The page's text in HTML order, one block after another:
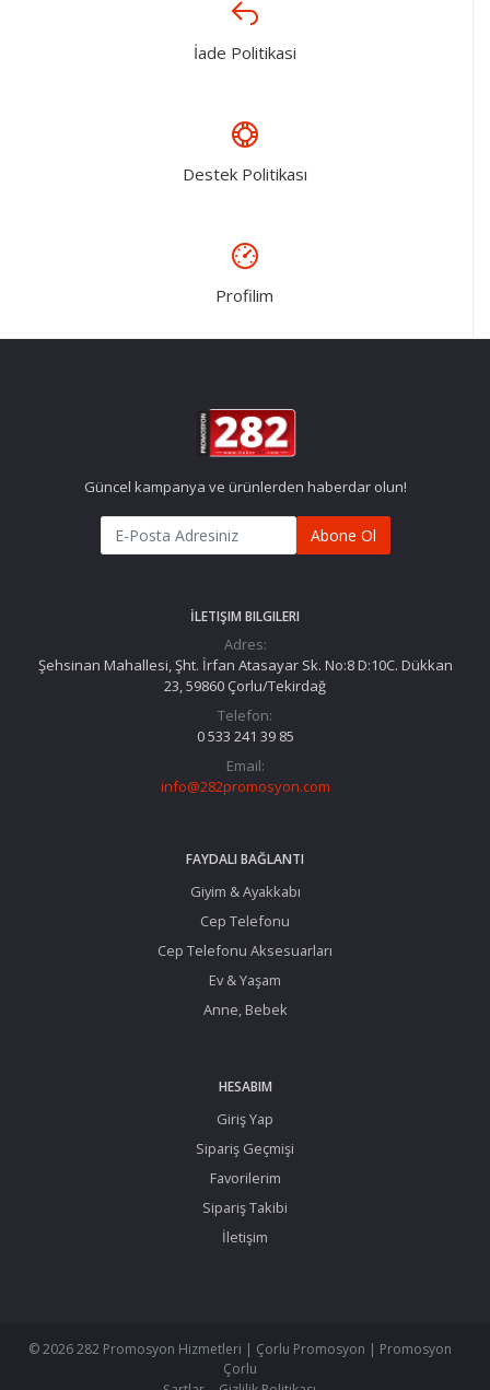
İade Politikasi
Destek Politikası
Profilim
Güncel kampanya ve ürünlerden haberdar olun!
Abone Ol
İLETIŞIM BILGILERI
Adres:
Şehsinan Mahallesi, Şht. İrfan Atasayar Sk. No:8 D:10C. Dükkan
23, 59860 Çorlu/Tekirdağ
Telefon:
0 533 241 39 85
Email:
info@282promosyon.com
FAYDALI BAĞLANTI
Giyim & Ayakkabı
Cep Telefonu
Cep Telefonu Aksesuarları
Ev & Yaşam
Anne, Bebek
HESABIM
Giriş Yap
Sipariş Geçmişi
Favorilerim
Sipariş Takibi
İletişim
© 2026 282 Promosyon Hizmetleri | Çorlu Promosyon | Promosyon
Çorlu